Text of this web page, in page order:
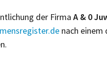
der Firma A & 0
nach